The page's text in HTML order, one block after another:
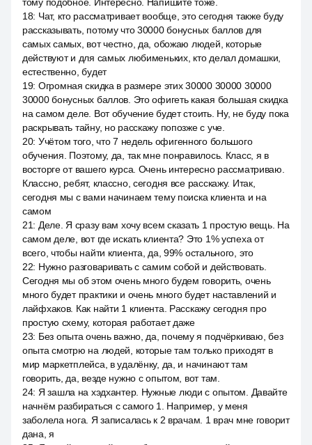
18: Чат, кто рассматривает вообще, это сегодня также буду
рассказывать, потому что 30000 бонусных баллов для
самых самых, вот честно, да, обожаю людей, которые
действуют и для самых любименьких, кто делал домашки,
естественно, будет
19: Огромная скидка в размере этих 30000 30000 30000
30000 бонусных баллов. Это офигеть какая большая скидка
на самом деле. Вот обучение будет стоить. Ну, не буду пока
раскрывать тайну, но расскажу попозже с уче.
20: Учётом того, что 7 недель офигенного большого
обучения. Поэтому, да, так мне понравилось. Класс, я в
восторге от вашего курса. Очень интересно рассматриваю.
Классно, ребят, классно, сегодня все расскажу. Итак,
сегодня мы с вами начинаем тему поиска клиента и на
самом
21: Деле. Я сразу вам хочу всем сказать 1 простую вещь. На
самом деле, вот где искать клиента? Это 1% успеха от
всего, чтобы найти клиента, да, 99% остального, это
22: Нужно разговаривать с самим собой и действовать.
Сегодня мы об этом очень много будем говорить, очень
много будет практики и очень много будет наставлений и
лайфхаков. Как найти 1 клиента. Расскажу сегодня про
простую схему, которая работает даже
23: Без опыта очень важно, да, почему я подчёркиваю, без
опыта смотрю на людей, которые там только приходят в
мир маркетплейса, в удалёнку, да, и начинают там
говорить, да, везде нужно с опытом, вот там.
24: Я зашла на хэдхантер. Нужные люди с опытом. Давайте
начнём разбираться с самого 1. Например, у меня
заболела нога. Я записалась к 2 врачам. 1 врач мне говорит
дана, я